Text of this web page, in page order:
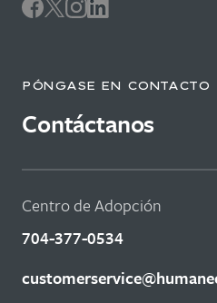
PÓNGASE EN CONTACTO
Contáctanos
Centro de Adopción
704-377-0534